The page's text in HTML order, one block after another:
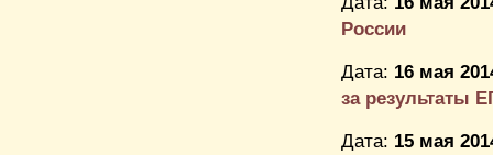
России
Дата: 16 мая
за результаты
Дата: 15 мая